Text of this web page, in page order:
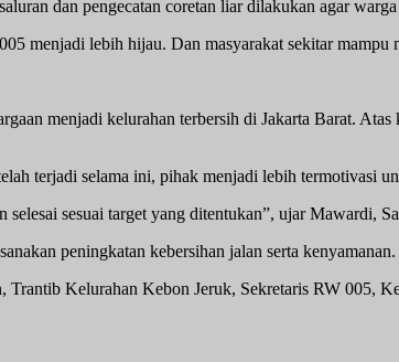
dan pengecatan coretan liar dilakukan agar
menjadi lebih hijau. Dan masyarakat sekitar
menjadi kelurahan terbersih di Jakarta Barat.
terjadi selama ini, pihak menjadi lebih termotivasi
selesai sesuai target yang ditentukan”, ujar Mawardi,
peningkatan kebersihan jalan serta
Kelurahan Kebon Jeruk, Sekretaris RW 005,